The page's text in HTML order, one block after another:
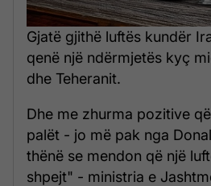
Gjatë gjithë luftës kundër
qenë një ndërmjetës kyç
dhe Teheranit.
Dhe me zhurma pozitive
palët - jo më pak nga
thënë se mendon që një
shpejt" - ministria e